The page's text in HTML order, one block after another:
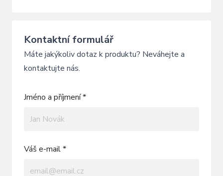
Kontaktní formulář
Máte jakýkoliv dotaz k produktu? Neváhejte a
kontaktujte nás.
Jméno a příjmení *
Váš e-mail *